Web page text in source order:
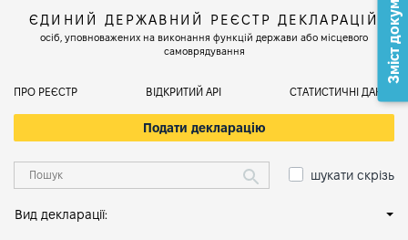
ЄДИНИЙ ДЕРЖАВНИЙ РЕЄСТР ДЕКЛАРАЦІЙ
осіб, уповноважених на виконання функцій держави або місцевого
самоврядування
ПРО РЕЄСТР ВІДКРИТИЙ АРІ СТАТИСТИЧНІ ДАНІ
Подати декларацію
шукати скрізь
Вид декларації:
Зміст документа